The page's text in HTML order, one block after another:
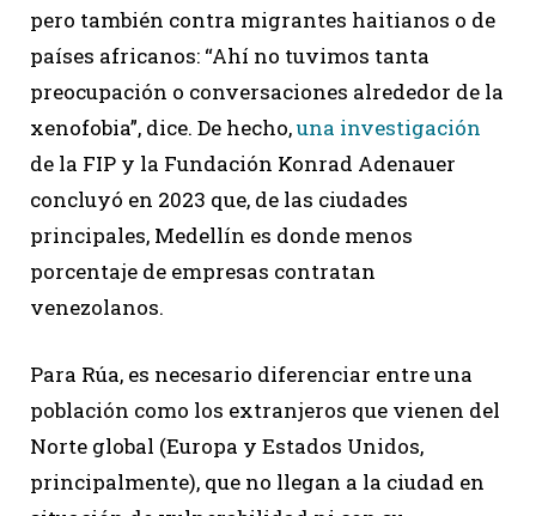
pero también contra migrantes haitianos o de
países africanos: “Ahí no tuvimos tanta
preocupación o conversaciones alrededor de la
xenofobia”, dice. De hecho,una investigación
de la FIP y la Fundación Konrad Adenauer
concluyó en 2023 que, de las ciudades
principales, Medellín es donde menos
porcentaje de empresas contratan
venezolanos.
Para Rúa, es necesario diferenciar entre una
población como los extranjeros que vienen del
Norte global (Europa y Estados Unidos,
principalmente), que no llegan a la ciudad en